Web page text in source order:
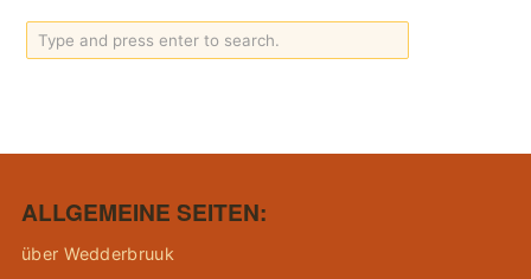
ALLGEMEINE SEITEN:
über Wedderbruuk